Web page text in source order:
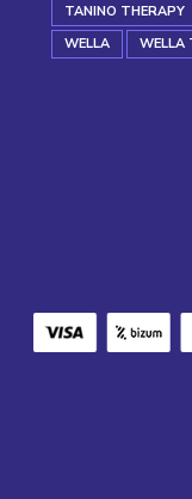
TANINO THERAPY
WELLA
WELLA